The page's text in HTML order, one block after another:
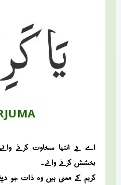
اے بے انتہا سخاوت کرنے
بخشش کرنے والے۔
کریم کے معنی ہیں وہ ذات جو